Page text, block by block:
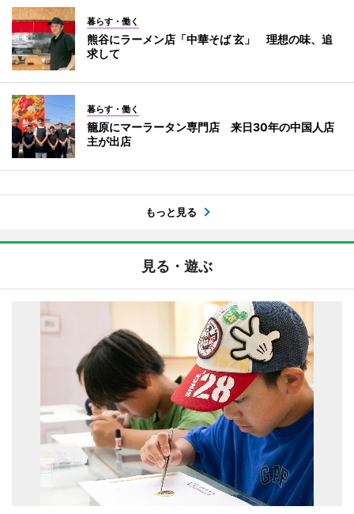
暮らす・働く
熊谷にラーメン店「中華そば 玄」 理想の味、追
求して
暮らす・働く
籠原にマーラータン専門店 来日30年の中国人店
主が出店
もっと見る
見る・遊ぶ